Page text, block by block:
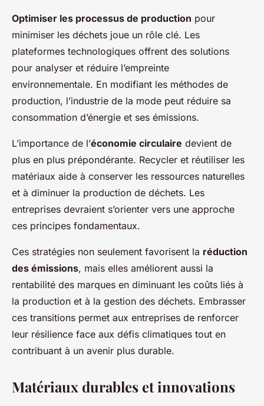
Optimiser les processus de production pour
minimiser les déchets joue un rôle clé. Les
plateformes technologiques offrent des solutions
pour analyser et réduire l’empreinte
environnementale. En modifiant les méthodes de
production, l’industrie de la mode peut réduire sa
consommation d’énergie et ses émissions.
L’importance de l’économie circulaire devient de
plus en plus prépondérante. Recycler et réutiliser les
matériaux aide à conserver les ressources naturelles
et à diminuer la production de déchets. Les
entreprises devraient s’orienter vers une approche
ces principes fondamentaux.
Ces stratégies non seulement favorisent la réduction
des émissions, mais elles améliorent aussi la
rentabilité des marques en diminuant les coûts liés à
la production et à la gestion des déchets. Embrasser
ces transitions permet aux entreprises de renforcer
leur résilience face aux défis climatiques tout en
contribuant à un avenir plus durable.
Matériaux durables et innovations